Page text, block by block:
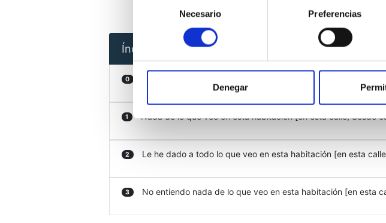
consentimiento
Necesario Preferencias
Denegar
Índice
0
1 Nada de lo que veo en esta habitación [en esta calle, desde
2 Le he dado a todo lo que veo en esta habitación [en esta
3 No entiendo nada de lo que veo en esta habitación [en esta